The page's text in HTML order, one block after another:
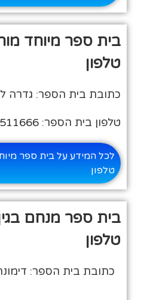
בית ספר מיוחד
טלפון
כתובת בית הספר: גדרה
טלפון בית הספר: 08-8511666
לכל המידע על בית ספר
טלפון
בית ספר מנחם
טלפון
כתובת בית הספר: